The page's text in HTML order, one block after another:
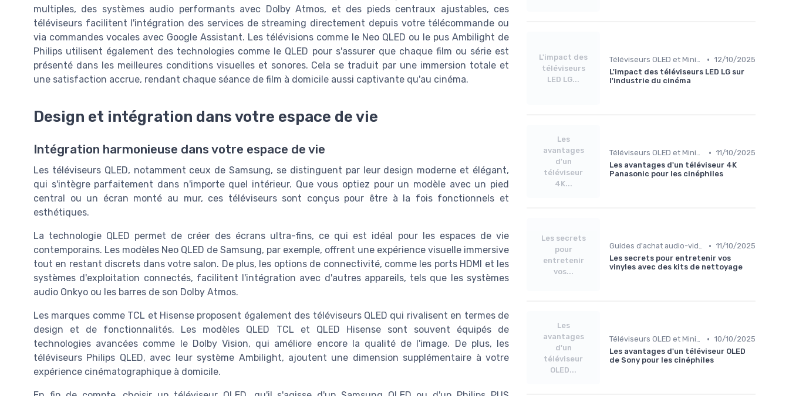
multiples, des systèmes audio performants avec Dolby Atmos, et des pieds centraux ajustables, ces
téléviseurs facilitent l'intégration des services de streaming directement depuis votre télécommande ou
via commandes vocales avec Google Assistant. Les télévisions comme le Neo QLED ou le pus Ambilight de
Philips utilisent également des technologies comme le QLED pour s'assurer que chaque film ou série est
présenté dans les meilleures conditions visuelles et sonores. Cela se traduit par une immersion totale et
une satisfaction accrue, rendant chaque séance de film à domicile aussi captivante qu'au cinéma.
Design et intégration dans votre espace de vie
Intégration harmonieuse dans votre espace de vie
Les téléviseurs QLED, notamment ceux de Samsung, se distinguent par leur design moderne et élégant,
qui s'intègre parfaitement dans n'importe quel intérieur. Que vous optiez pour un modèle avec un pied
central ou un écran monté au mur, ces téléviseurs sont conçus pour être à la fois fonctionnels et
esthétiques.
La technologie QLED permet de créer des écrans ultra-fins, ce qui est idéal pour les espaces de vie
contemporains. Les modèles Neo QLED de Samsung, par exemple, offrent une expérience visuelle immersive
tout en restant discrets dans votre salon. De plus, les options de connectivité, comme les ports HDMI et les
systèmes d'exploitation connectés, facilitent l'intégration avec d'autres appareils, tels que les systèmes
audio Onkyo ou les barres de son Dolby Atmos.
Les marques comme TCL et Hisense proposent également des téléviseurs QLED qui rivalisent en termes de
design et de fonctionnalités. Les modèles QLED TCL et QLED Hisense sont souvent équipés de
technologies avancées comme le Dolby Vision, qui améliore encore la qualité de l'image. De plus, les
téléviseurs Philips QLED, avec leur système Ambilight, ajoutent une dimension supplémentaire à votre
expérience cinématographique à domicile.
L'impact des
téléviseurs
LED LG...
Téléviseurs OLED et Mini-LED • 12/10/2025
L'impact des téléviseurs LED LG sur
l'industrie du cinéma
Les
avantages
d'un
téléviseur
4K...
Téléviseurs OLED et Mini-LED • 11/10/2025
Les avantages d'un téléviseur 4K
Panasonic pour les cinéphiles
Les secrets
pour
entretenir
vos...
Guides d'achat audio-vidéo • 11/10/2025
Les secrets pour entretenir vos
vinyles avec des kits de nettoyage
Les
avantages
d'un
téléviseur
OLED...
Téléviseurs OLED et Mini-LED • 10/10/2025
Les avantages d'un téléviseur OLED
de Sony pour les cinéphiles